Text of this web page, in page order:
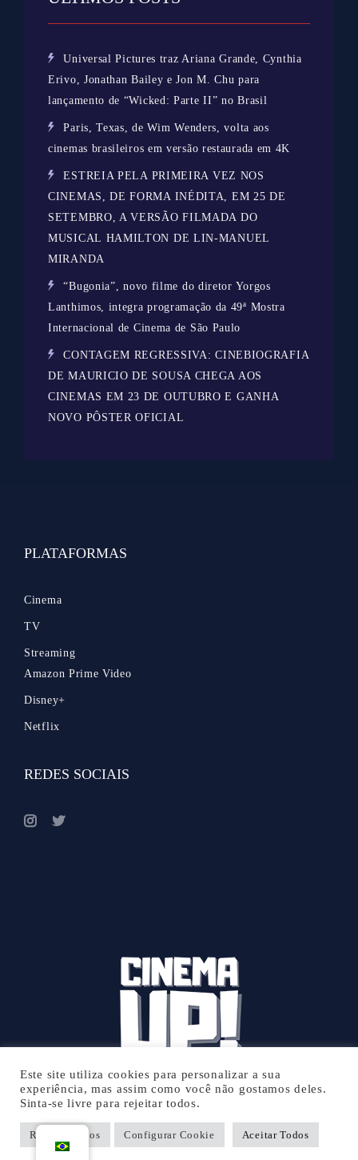
Universal Pictures traz Ariana Grande, Cynthia
Erivo, Jonathan Bailey e Jon M. Chu para
lançamento de “Wicked: Parte II” no Brasil
Paris, Texas, de Wim Wenders, volta aos
cinemas brasileiros em versão restaurada em 4K
ESTREIA PELA PRIMEIRA VEZ NOS
CINEMAS, DE FORMA INÉDITA, EM 25 DE
SETEMBRO, A VERSÃO FILMADA DO
MUSICAL HAMILTON DE LIN-MANUEL
MIRANDA
“Bugonia”, novo filme do diretor Yorgos
Lanthimos, integra programação da 49ª Mostra
Internacional de Cinema de São Paulo
CONTAGEM REGRESSIVA: CINEBIOGRAFIA
DE MAURICIO DE SOUSA CHEGA AOS
CINEMAS EM 23 DE OUTUBRO E GANHA
NOVO PÔSTER OFICIAL
PLATAFORMAS
Cinema
TV
Streaming
Amazon Prime Video
Disney+
Netflix
REDES SOCIAIS
Este site utiliza cookies para personalizar a sua
experiência, mas assim como você não gostamos deles.
Sinta-se livre para rejeitar todos.
Rejeitar Todos Configurar Cookie Aceitar Todos